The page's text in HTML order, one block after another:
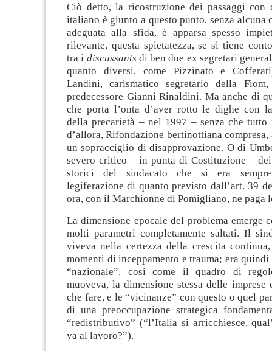
Ciò detto, la ricostruzione dei passaggi con
italiano è giunto a questo punto, senza alcuna
adeguata alla sfida, è apparsa spesso
rilevante, questa spietatezza, se si tiene
tra i discussants di ben due ex segretari
quanto diversi, come Pizzinato e
Landini, carismatico segretario della
predecessore Gianni Rinaldini. Ma anche di
che porta l’onta d’aver rotto le dighe con
della precarietà – nel 1997 – senza che
d’allora, Rifondazione bertinottiana compresa,
un sopracciglio di disapprovazione. O di
severo critico – in punta di Costituzione –
storici del sindacato che si era
legiferazione di quanto previsto dall’art. 39
ora, con il Marchionne di Pomigliano, ne paga
La dimensione epocale del problema emerge
molti parametri completamente saltati. Il
viveva nella certezza della crescita
momenti di inceppamento e trauma; era
“nazionale”, così come il quadro di
muoveva, la dimensione stessa delle imprese
che fare, e le “vicinanze” con questo o quel
di una preoccupazione strategica
“redistributivo” (“l’Italia si arricchiesce,
va al lavoro?”).